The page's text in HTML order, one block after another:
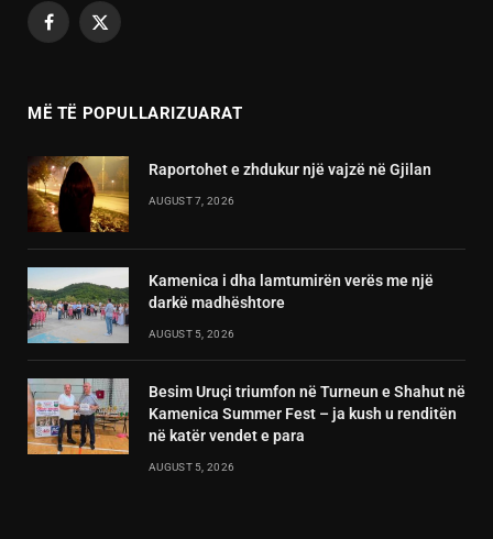
Facebook
X
MË TË POPULLARIZUARAT
Raportohet e zhdukur një vajzë në Gjilan
AUGUST 7, 2026
Kamenica i dha lamtumirën verës me një
darkë madhështore
AUGUST 5, 2026
Besim Uruçi triumfon në Turneun e Shahut në
Kamenica Summer Fest – ja kush u renditën
në katër vendet e para
AUGUST 5, 2026